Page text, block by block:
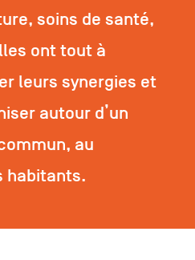
soins de santé,
ont tout à
leurs synergies et
autour d’un
au
habitants.